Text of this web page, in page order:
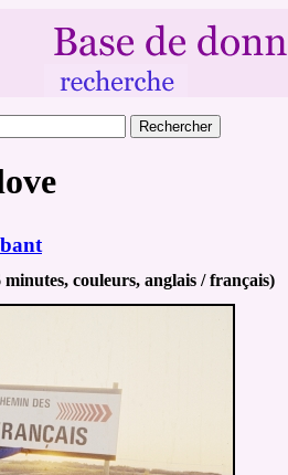
couleurs, anglais / français)